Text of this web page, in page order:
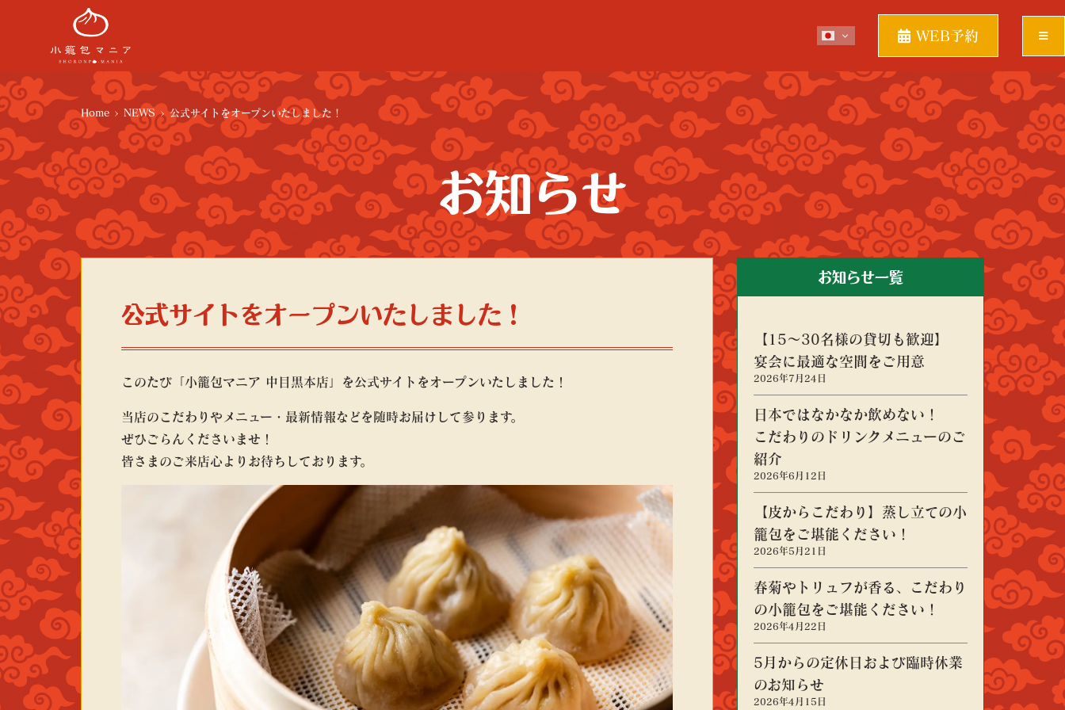
WEB予約
Home > NEWS >公式サイトをオープンいたしました！
お知らせ
公式サイトをオープンいたしました！
このたび「小籠包マニア 中目黒本店」を公式サイトをオープンいたしました！
当店のこだわりやメニュー・最新情報などを随時お届けして参ります。
ぜひごらんくださいませ！
皆さまのご来店心よりお待ちしております。
お知らせ一覧
【15～30名様の貸切も歓迎】
宴会に最適な空間をご用意
2026年7月24日
日本ではなかなか飲めない！
こだわりのドリンクメニューのご
紹介
2026年6月12日
【皮からこだわり】蒸し立ての小
籠包をご堪能ください！
2026年5月21日
春菊やトリュフが香る、こだわり
の小籠包をご堪能ください！
2026年4月22日
5月からの定休日および臨時休業
のお知らせ
2026年4月15日